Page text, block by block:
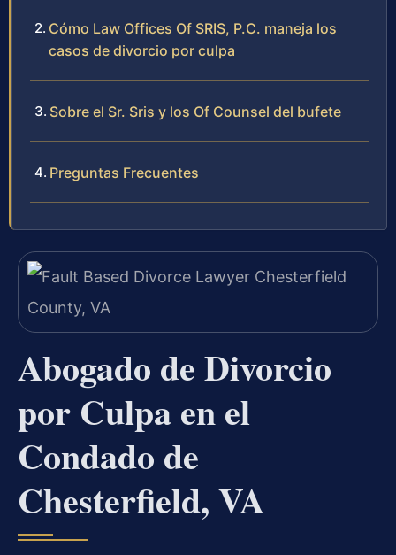
Cómo Law Offices Of SRIS, P.C. maneja los
casos de divorcio por culpa
Sobre el Sr. Sris y los Of Counsel del bufete
Preguntas Frecuentes
Abogado de Divorcio
por Culpa en el
Condado de
Chesterfield, VA